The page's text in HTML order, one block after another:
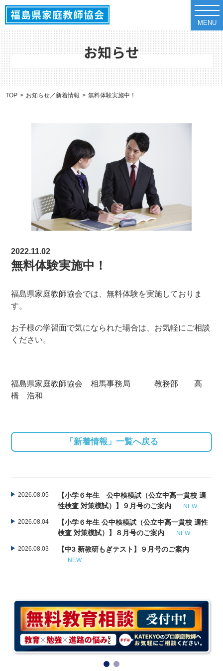
t
o
g
g
l
e
n
v
i
g
MENU
お知らせ
TOP お知らせ／新着情報 無料体験実施中！
2022.11.02
無料体験実施中！
福島県家庭教師協会では、無料体験を実施しておりま
す。
お子様の学習面で気になられた場合は、お気軽にご相談
ください。
福島県家庭教師協会 相馬事務局 教務部 高
橋 浩和
「新着情報」一覧へ戻る
2026.08.05
【小学６年生 公中検模試（公立中高一貫校 適
性検査 対策模試）】９月号のご案内
NEW
2026.08.04
【小学６年生 公中検模試（公立中高一貫校 適性
検査 対策模試）】８月号のご案内
NEW
2026.08.03 【中3 新教研もぎテスト】９月号のご案内
NEW